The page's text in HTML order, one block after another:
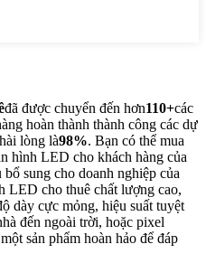
đã được chuyển đến hơn110+các
hoàn thành thành công các dự
lòng là98%. Bạn có thể mua
hình LED cho khách hàng của
sung cho doanh nghiệp của
LED cho thuê chất lượng cao,
dày cực mỏng, hiệu suất tuyệt
đến ngoài trời, hoặc pixel
sản phẩm hoàn hảo để đáp